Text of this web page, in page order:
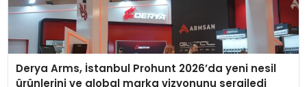
Derya Arms, İstanbul Prohunt 2026’da yeni nesil
ürünlerini ve global marka vizyonunu sergiledi